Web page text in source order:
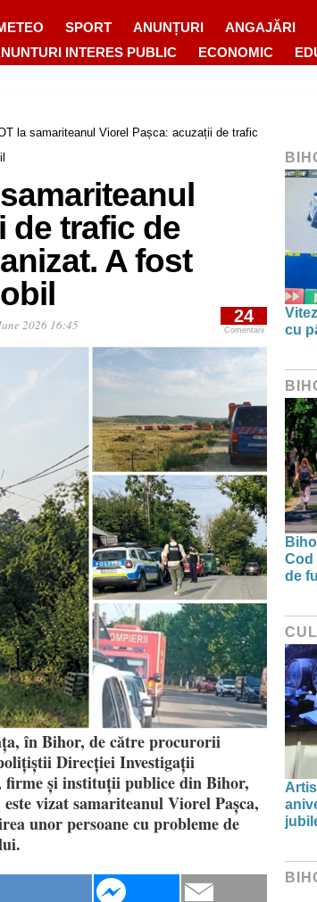
SPORT ANUNȚURI ANGAJĂRI
INTERES PUBLIC ECONOMIC
la samariteanul Viorel Pașca: acuzații de trafic
de trafic de
A fost
2026 16:45 24
Comentarii
în Bihor, de către procurorii
Direcției Investigații
și instituții publice din Bihor,
vizat samariteanul Viorel Pașca,
unor persoane cu probleme de
cu
Cod
de